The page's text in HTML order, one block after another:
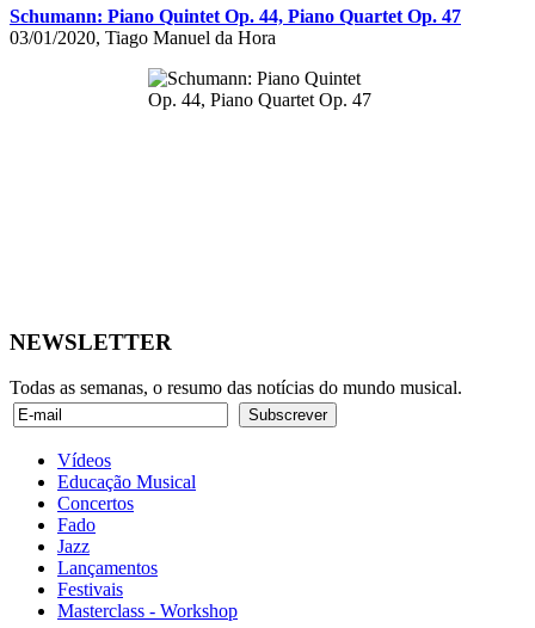
Schumann: Piano Quintet Op. 44, Piano Quartet Op. 47
03/01/2020, Tiago Manuel da Hora
NEWSLETTER
Todas as semanas, o resumo das notícias do mundo musical.
Vídeos
Educação Musical
Concertos
Fado
Jazz
Lançamentos
Festivais
Masterclass - Workshop